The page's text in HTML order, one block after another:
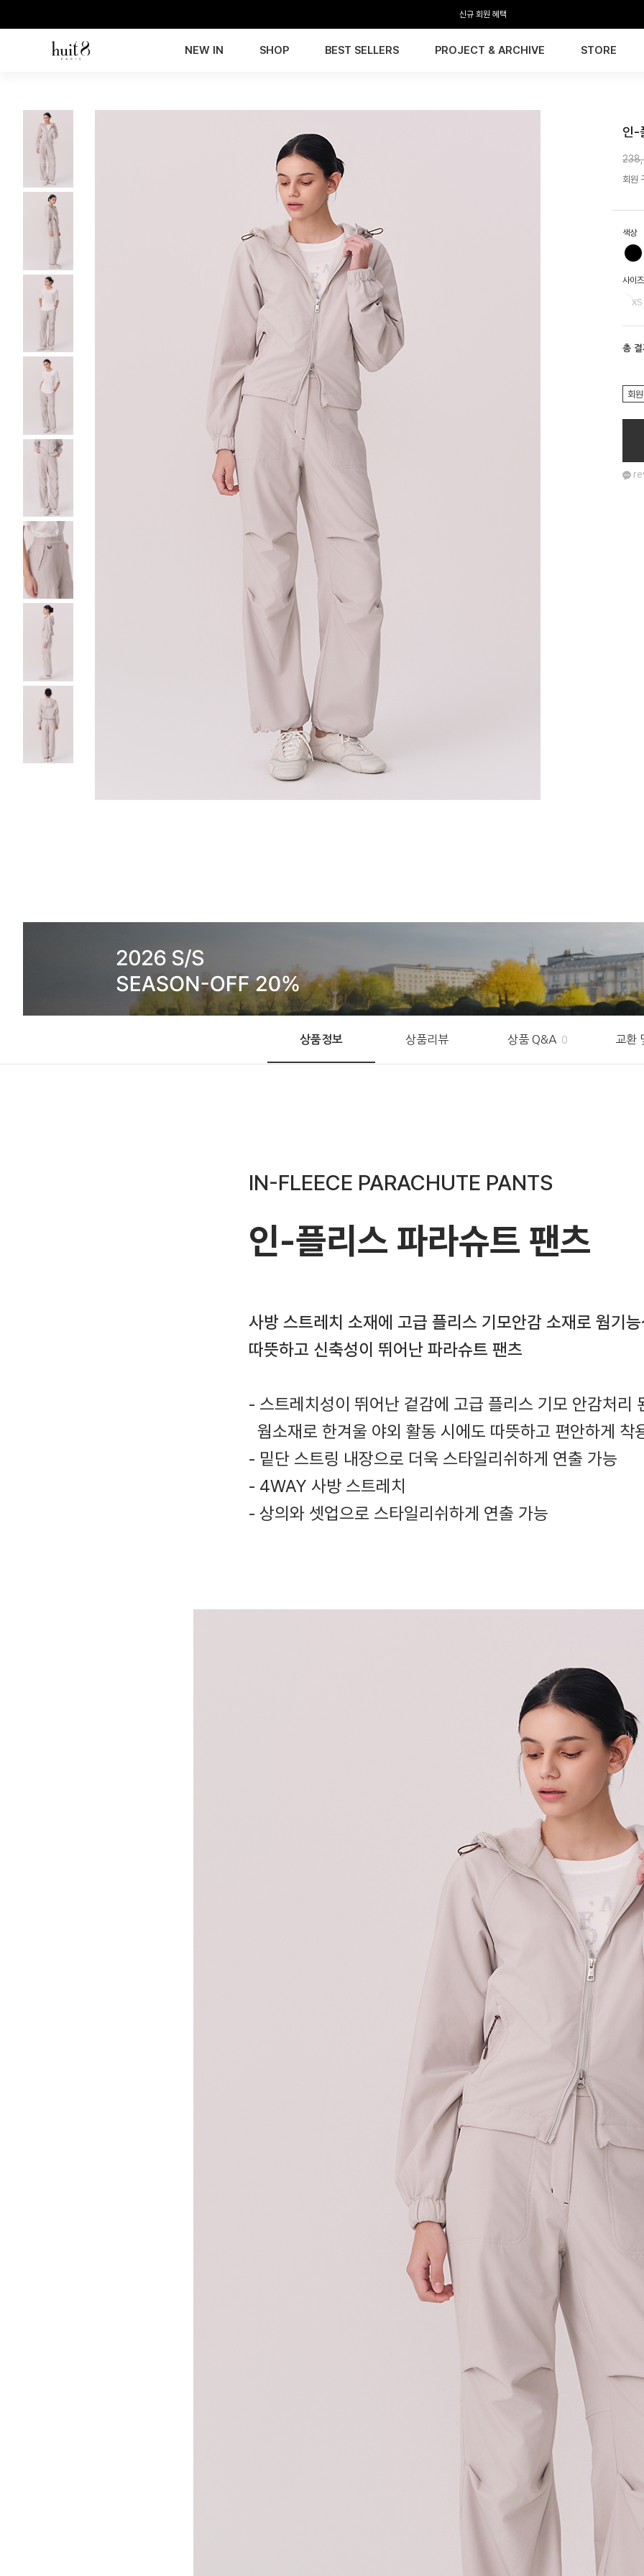
신규 회원 혜택
NEW IN SHOP BEST SELLERS PROJECT & ARCHIVE STORE
인-
회원
색상
사이즈
XS
총 결
회
상품정보 상품리뷰 상품 Q&A 0 교환
IN-FLEECE PARACHUTE PANTS
인-플리스 파라슈트 팬츠
사방 스트레치 소재에 고급 플리스 기모안감 소재로 웜기
따뜻하고 신축성이 뛰어난 파라슈트 팬츠
- 스트레치성이 뛰어난 겉감에 고급 플리스 기모 안감처리
웜소재로 한겨울 야외 활동 시에도 따뜻하고 편안하게 착
- 밑단 스트링 내장으로 더욱 스타일리쉬하게 연출 가능
- 4WAY 사방 스트레치
- 상의와 셋업으로 스타일리쉬하게 연출 가능